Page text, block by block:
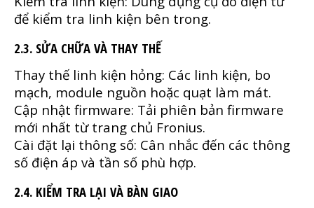
để kiểm tra linh kiện bên trong.
2.3. SỬA CHỮA VÀ THAY THẾ
Thay thế linh kiện hỏng: Các linh kiện, bo
mạch, module nguồn hoặc quạt làm mát.
Cập nhật firmware: Tải phiên bản firmware
mới nhất từ trang chủ Fronius.
Cài đặt lại thông số: Cân nhắc đến các thông
số điện áp và tần số phù hợp.
2.4. KIỂM TRA LẠI VÀ BÀN GIAO